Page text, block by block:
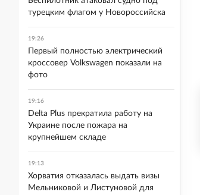
турецким флагом у Новороссийска
19:26
Первый полностью электрический
кроссовер Volkswagen показали на
фото
19:16
Delta Plus прекратила работу на
Украине после пожара на
крупнейшем складе
19:13
Хорватия отказалась выдать визы
Мельниковой и Листуновой для